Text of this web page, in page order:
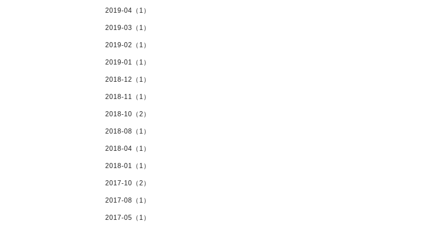
2019-04（1）
2019-03（1）
2019-02（1）
2019-01（1）
2018-12（1）
2018-11（1）
2018-10（2）
2018-08（1）
2018-04（1）
2018-01（1）
2017-10（2）
2017-08（1）
2017-05（1）